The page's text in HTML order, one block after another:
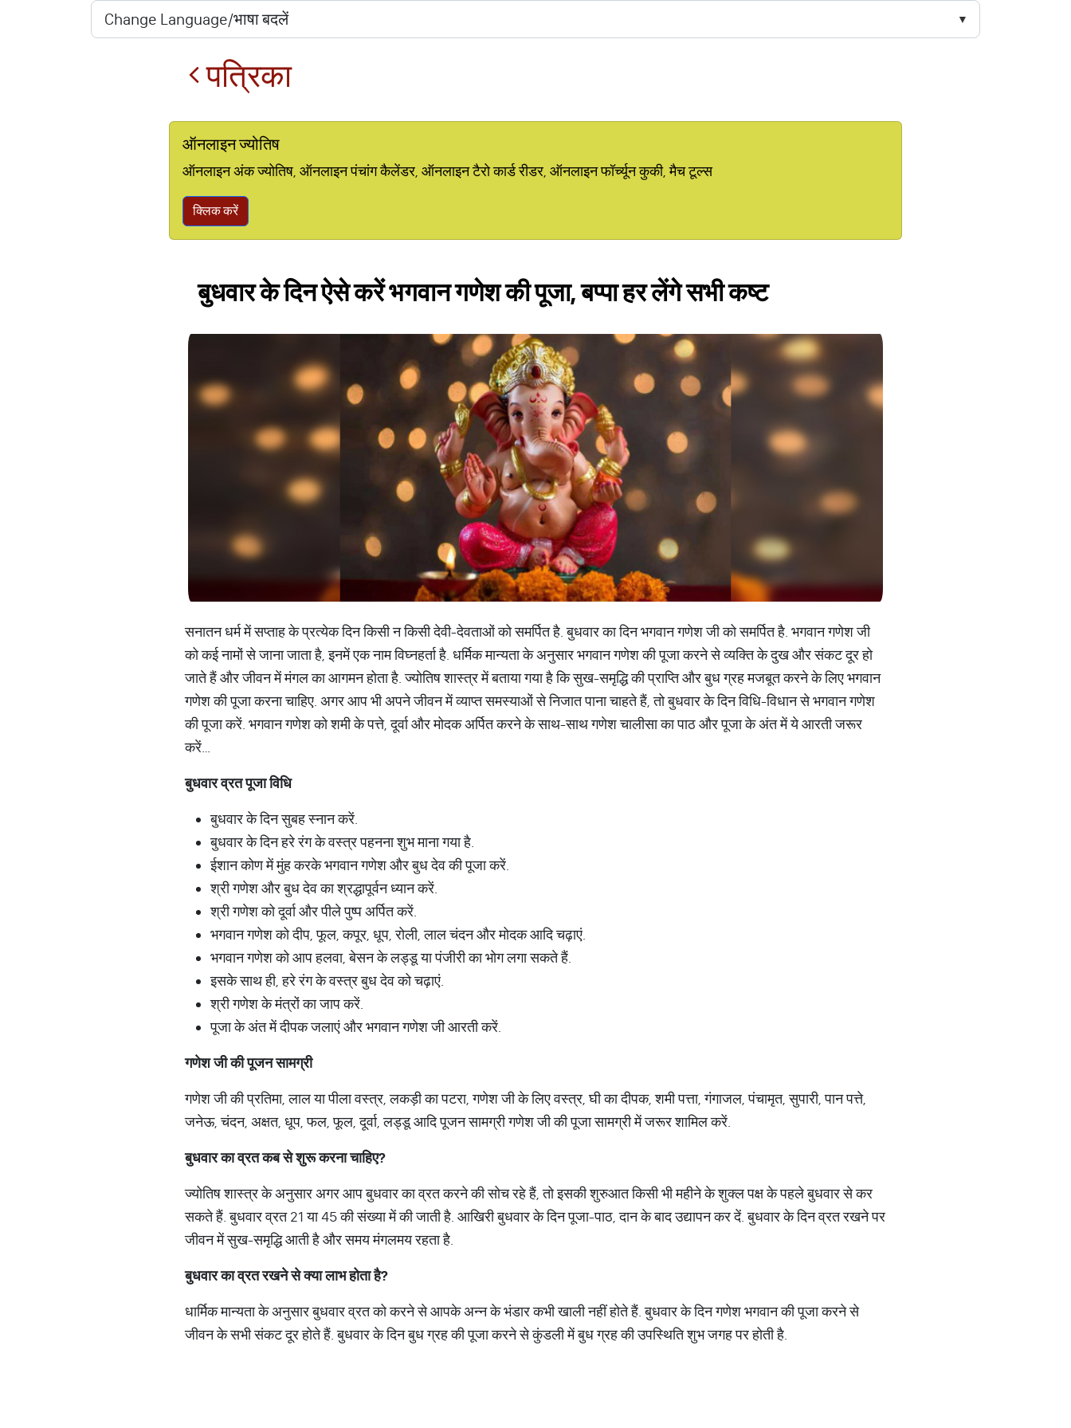
पत्रिका
ऑनलाइन ज्योतिष
ऑनलाइन अंक ज्योतिष, ऑनलाइन पंचांग कैलेंडर, ऑनलाइन टैरो कार्ड रीडर, ऑनलाइन फॉर्च्यून कुकी, मैच टूल्स
क्लिक करें
बुधवार के दिन ऐसे करें भगवान गणेश की पूजा, बप्पा हर लेंगे सभी कष्ट
सनातन धर्म में सप्ताह के प्रत्येक दिन किसी न किसी देवी-देवताओं को समर्पित है. बुधवार का दिन भगवान गणेश जी को समर्पित है. भगवान गणेश जी
को कई नामों से जाना जाता है, इनमें एक नाम विघ्नहर्ता है. धर्मिक मान्यता के अनुसार भगवान गणेश की पूजा करने से व्यक्ति के दुख और संकट दूर हो
जाते हैं और जीवन में मंगल का आगमन होता है. ज्योतिष शास्त्र में बताया गया है कि सुख-समृद्धि की प्राप्ति और बुध ग्रह मजबूत करने के लिए भगवान
गणेश की पूजा करना चाहिए. अगर आप भी अपने जीवन में व्याप्त समस्याओं से निजात पाना चाहते हैं, तो बुधवार के दिन विधि-विधान से भगवान गणेश
की पूजा करें. भगवान गणेश को शमी के पत्ते, दूर्वा और मोदक अर्पित करने के साथ-साथ गणेश चालीसा का पाठ और पूजा के अंत में ये आरती जरूर
करें…
बुधवार व्रत पूजा विधि
बुधवार के दिन सुबह स्नान करें.
बुधवार के दिन हरे रंग के वस्त्र पहनना शुभ माना गया है.
ईशान कोण में मुंह करके भगवान गणेश और बुध देव की पूजा करें.
श्री गणेश और बुध देव का श्रद्धापूर्वन ध्यान करें.
श्री गणेश को दूर्वा और पीले पुष्प अर्पित करें.
भगवान गणेश को दीप, फूल, कपूर, धूप, रोली, लाल चंदन और मोदक आदि चढ़ाएं.
भगवान गणेश को आप हलवा, बेसन के लड्डू या पंजीरी का भोग लगा सकते हैं.
इसके साथ ही, हरे रंग के वस्त्र बुध देव को चढ़ाएं.
श्री गणेश के मंत्रों का जाप करें.
पूजा के अंत में दीपक जलाएं और भगवान गणेश जी आरती करें.
गणेश जी की पूजन सामग्री
गणेश जी की प्रतिमा, लाल या पीला वस्त्र, लकड़ी का पटरा, गणेश जी के लिए वस्त्र, घी का दीपक, शमी पत्ता, गंगाजल, पंचामृत, सुपारी, पान पत्ते,
जनेऊ, चंदन, अक्षत, धूप, फल, फूल, दूर्वा, लड्डू आदि पूजन सामग्री गणेश जी की पूजा सामग्री में जरूर शामिल करें.
बुधवार का व्रत कब से शुरू करना चाहिए?
ज्योतिष शास्त्र के अनुसार अगर आप बुधवार का व्रत करने की सोच रहे हैं, तो इसकी शुरुआत किसी भी महीने के शुक्ल पक्ष के पहले बुधवार से कर
सकते हैं. बुधवार व्रत 21 या 45 की संख्या में की जाती है. आखिरी बुधवार के दिन पूजा-पाठ, दान के बाद उद्यापन कर दें. बुधवार के दिन व्रत रखने पर
जीवन में सुख-समृद्धि आती है और समय मंगलमय रहता है.
बुधवार का व्रत रखने से क्या लाभ होता है?
धार्मिक मान्यता के अनुसार बुधवार व्रत को करने से आपके अन्न के भंडार कभी खाली नहीं होते हैं. बुधवार के दिन गणेश भगवान की पूजा करने से
जीवन के सभी संकट दूर होते हैं. बुधवार के दिन बुध ग्रह की पूजा करने से कुंडली में बुध ग्रह की उपस्थिति शुभ जगह पर होती है.